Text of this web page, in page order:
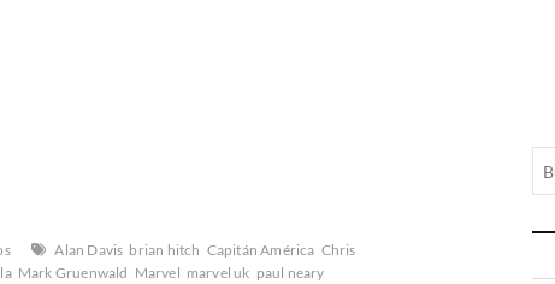
Alan Davis brian hitch Capitán América Chris
Mark Gruenwald Marvel marvel uk paul neary